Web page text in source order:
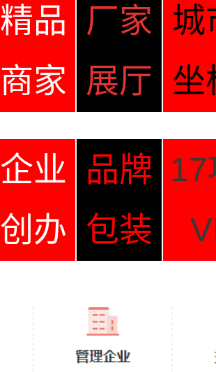
精品
商家
厂家
展厅
城
坐
企业
创办
品牌
包装
17